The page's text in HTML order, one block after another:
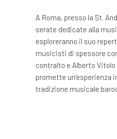
A Roma, presso la St.
serate dedicate alla
esploreranno il suo
musicisti di spessore
contralto e Alberto
promette un’esperienza
tradizione musicale